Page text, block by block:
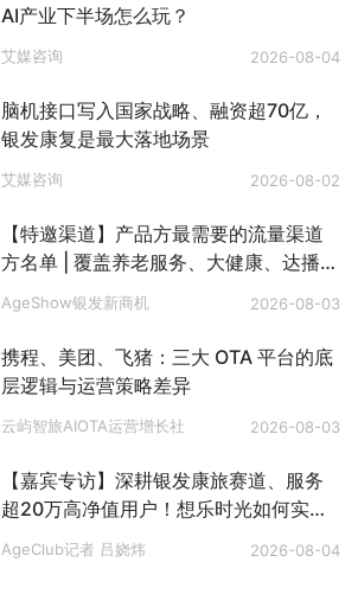
AI产业下半场怎么玩？
艾媒咨询 2026-08-04
脑机接口写入国家战略、融资超70亿，
银发康复是最大落地场景
艾媒咨询 2026-08-02
【特邀渠道】产品方最需要的流量渠道
方名单 | 覆盖养老服务、大健康、达播、
私域、电视购物、文娱旅游、银发零
售、银发出海等八大赛道
AgeShow银发新商机 2026-08-03
携程、美团、飞猪：三大 OTA 平台的底
层逻辑与运营策略差异
云屿智旅AIOTA运营增长社 2026-08-03
【嘉宾专访】深耕银发康旅赛道、服务
超20万高净值用户！想乐时光如何实现
长效稳定客流？
AgeClub记者 吕娆炜 2026-08-04